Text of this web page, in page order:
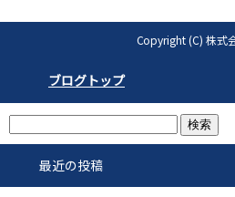
Copyright (C) 株式
ブログトップ
最近の投稿